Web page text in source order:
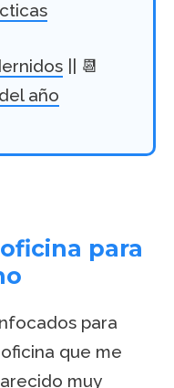
|| 📆
año
para
para
que me
muy